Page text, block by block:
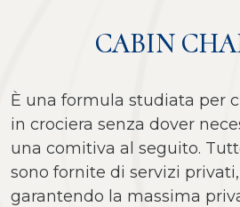
CABIN
È una formula studiata per
in crociera senza dover
una comitiva al seguito.
sono fornite di servizi
garantendo la massima